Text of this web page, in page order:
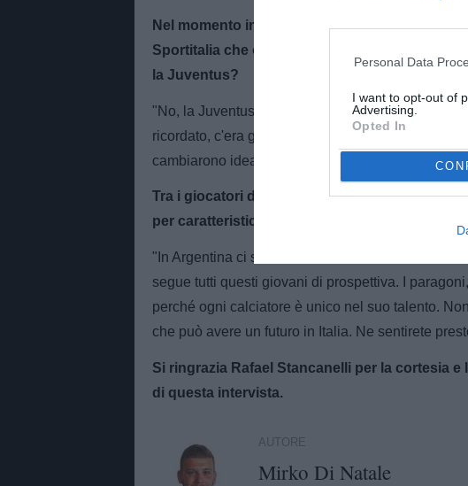
Personal Data
I want to opt-out of
Advertising.
Opted In
Nel momento in cui lo hai scoperto in
Sportitalia che c'era anche l'Inter sulle sue
la Juventus?
"No, la Juventus non era presente sul calciatore.
ricordato, c'era già anche la Fiorentina.
cambiarono idea dopo l'esplosione in Europa".
Tra i giocatori da te seguiti, c'è qualcuno che
per caratteristiche?
"In Argentina ci sono moltissimi talenti, oltre ad un
segue tutti questi giovani di prospettiva. I
perché ogni calciatore è unico nel suo talento.
che può avere un futuro in Italia. Ne sentirete
Si ringrazia Rafael Stancanelli per la cortesia
di questa intervista.
AUTORE
Mirko Di Natale